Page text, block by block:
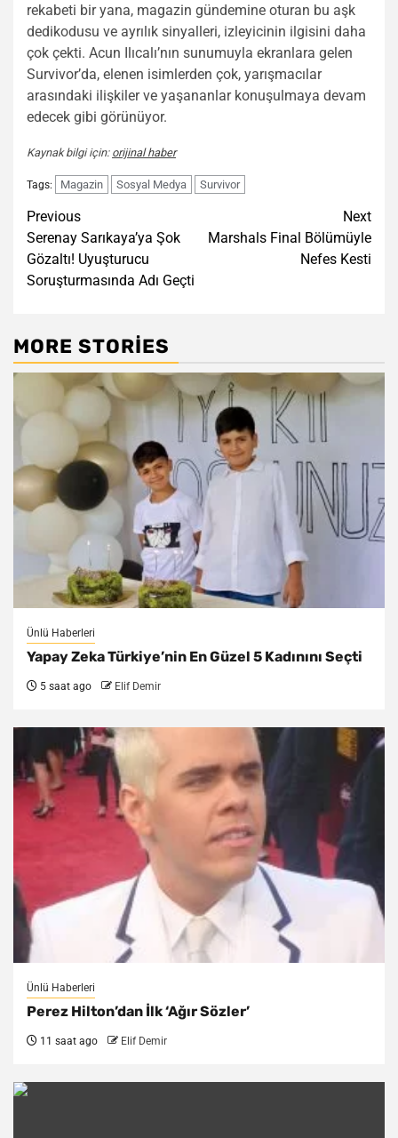
rekabeti bir yana, magazin gündemine oturan bu aşk
dedikodusu ve ayrılık sinyalleri, izleyicinin ilgisini daha
çok çekti. Acun Ilıcalı’nın sunumuyla ekranlara gelen
Survivor’da, elenen isimlerden çok, yarışmacılar
arasındaki ilişkiler ve yaşananlar konuşulmaya devam
edecek gibi görünüyor.
Kaynak bilgi için: orijinal haber
Tags: Magazin Sosyal Medya Survivor
Post
navigation
Previous
Serenay Sarıkaya’ya Şok
Gözaltı! Uyuşturucu
Soruşturmasında Adı Geçti
Next
Marshals Final Bölümüyle
Nefes Kesti
MORE STORIES
Ünlü Haberleri
Yapay Zeka Türkiye’nin En Güzel 5 Kadınını Seçti
5 saat ago Elif Demir
Ünlü Haberleri
Perez Hilton’dan İlk ‘Ağır Sözler’
11 saat ago Elif Demir